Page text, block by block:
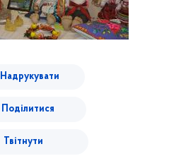
Надрукувати
Поділитися
Твітнути